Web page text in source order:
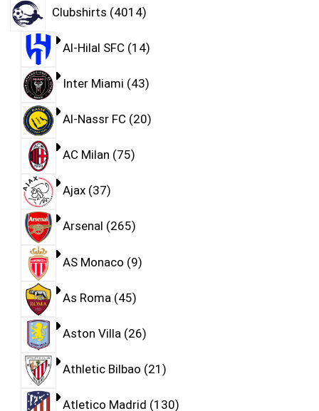
Clubshirts 4014
Al-Hilal SFC 14
Inter Miami 43
Al-Nassr FC 20
AC Milan 75
Ajax 37
Arsenal 265
AS Monaco 9
As Roma 45
Aston Villa 26
Athletic Bilbao 21
Atletico Madrid 130